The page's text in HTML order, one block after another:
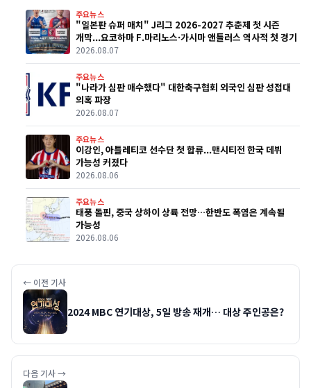
주요뉴스
"일본판 슈퍼 매치" J리그 2026-2027 추춘제 첫 시즌
개막...요코하마 F.마리노스·가시마 앤틀러스 역사적 첫 경기
2026.08.07
주요뉴스
"나라가 심판 매수했다" 대한축구협회 외국인 심판 성접대
의혹 파장
2026.08.07
주요뉴스
이강인, 아틀레티코 선수단 첫 합류...맨시티전 한국 데뷔
가능성 커졌다
2026.08.06
주요뉴스
태풍 돌핀, 중국 상하이 상륙 전망…한반도 폭염은 계속될
가능성
2026.08.06
← 이전 기사
2024 MBC 연기대상, 5일 방송 재개… 대상 주인공은?
다음 기사 →